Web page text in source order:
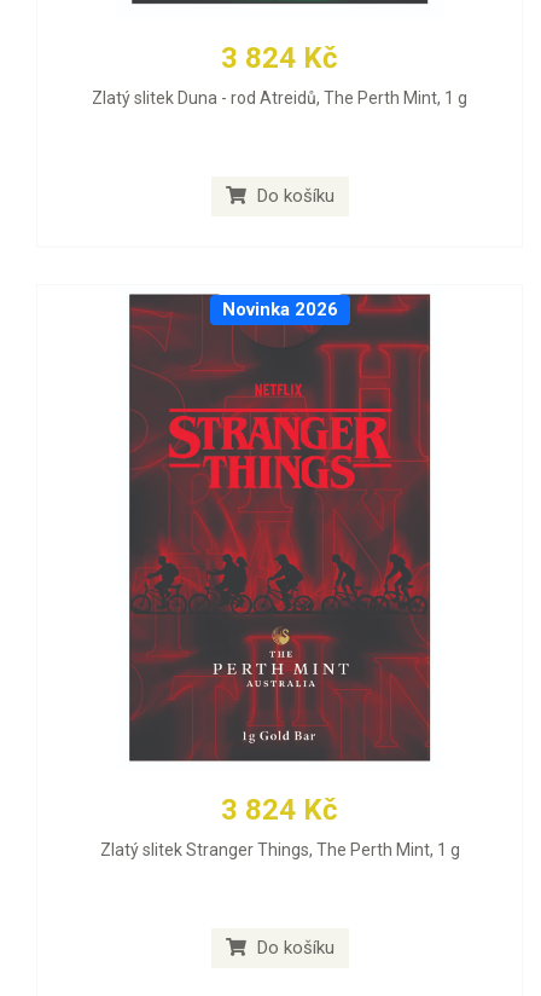
3 824 Kč
Zlatý slitek Duna - rod Atreidů, The Perth Mint, 1 g
Do košíku
Novinka 2026
3 824 Kč
Zlatý slitek Stranger Things, The Perth Mint, 1 g
Do košíku